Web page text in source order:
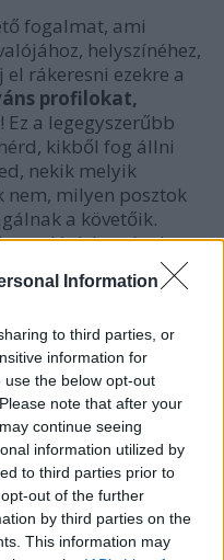
Information
to third parties, or
information for
the below opt-out
note that after your
continue seeing
information utilized by
to third parties prior to
out of the further
by third parties on the
This information may
fogalmat, ami
helyszínéhez,
rákeresni ezekre a
profilokat,
! Ez a legegyszerűbb
kikből fog állni
nekik melyik
milyen posztok
a követőik.
lennének a
konkurenciádéban
Így azt is felmérheted,
hasonló területen
hogy még többet
ellen dolgozva.